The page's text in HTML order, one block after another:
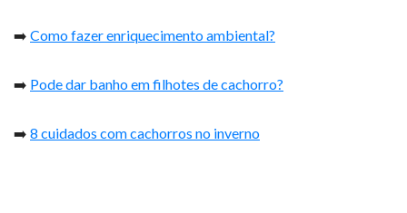
➡️ Como fazer enriquecimento ambiental?
➡️ Pode dar banho em filhotes de cachorro?
➡️ 8 cuidados com cachorros no inverno